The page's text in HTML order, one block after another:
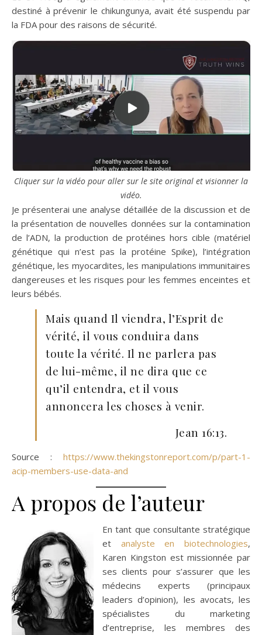
destiné à prévenir le chikungunya, avait été suspendu par
la FDA pour des raisons de sécurité.
Cliquer sur la vidéo pour aller sur le site original et visionner la
vidéo.
Je présenterai une analyse détaillée de la discussion et de
la présentation de nouvelles données sur la contamination
de l’ADN, la production de protéines hors cible (matériel
génétique qui n’est pas la protéine Spike), l’intégration
génétique, les myocardites, les manipulations immunitaires
dangereuses et les risques pour les femmes enceintes et
leurs bébés.
Mais quand Il viendra, l’Esprit de
vérité, il vous conduira dans
toute la vérité. Il ne parlera pas
de lui-même, il ne dira que ce
qu’il entendra, et il vous
annoncera les choses à venir.
Jean 16:13.
Source : https://www.thekingstonreport.com/p/part-1-
acip-members-use-data-and
A propos de l’auteur
En tant que consultante stratégique
et analyste en biotechnologies,
Karen Kingston est missionnée par
ses clients pour s’assurer que les
médecins experts (principaux
leaders d’opinion), les avocats, les
spécialistes du marketing
d’entreprise, les membres des